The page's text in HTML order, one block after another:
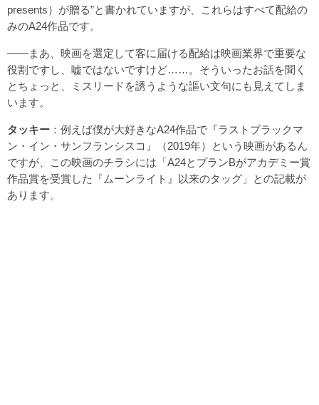
presents）が贈る”と書かれていますが、これらはすべて配給の
みのA24作品です。
――まあ、映画を選定して客に届ける配給は映画業界で重要な
役割ですし、嘘ではないですけど……。そういったお話を聞く
とちょっと、ミスリードを誘うような謳い文句にも見えてしま
います。
タッキー ：例えば僕が大好きなA24作品で『ラストブラックマ
ン・イン・サンフランシスコ』（2019年）という映画があるん
ですが、この映画のチラシには「A24とプランBがアカデミー賞
作品賞を受賞した『ムーンライト』以来のタッグ」との記載が
あります。